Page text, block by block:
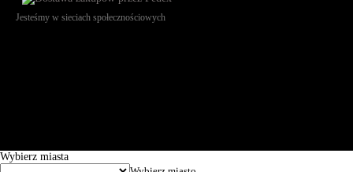
Jesteśmy w sieciach społecznościowych
Wybierz miasta